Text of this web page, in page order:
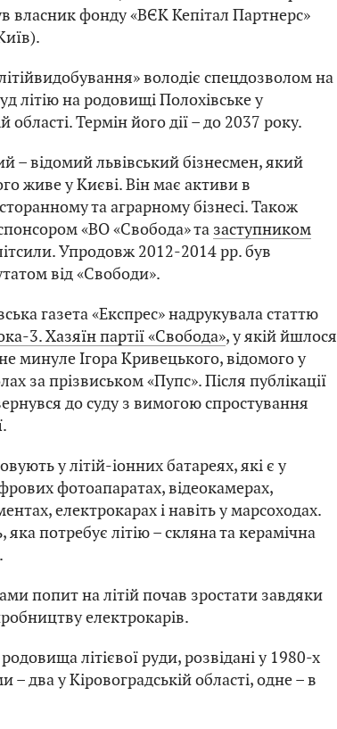
власник фонду «ВЄК Кепітал Партнерс»
володіє спецдозволом на
літію на родовищі Полохівське у
області. Термін його дії – до 2037 року.
– відомий львівський бізнесмен, який
живе у Києві. Він має активи в
та аграрному бізнесі. Також
«ВО «Свобода» та заступником
Упродовж 2012-2014 рр. був
від «Свободи».
газета «Експрес» надрукувала статтю
3. Хазяїн партії «Свобода», у якій йшлося
минуле Ігора Кривецького, відомого у
за прізвиськом «Пупс». Після публікації
до суду з вимогою спростування
у літій-іонних батареях, які є у
фотоапаратах, відеокамерах,
електрокарах і навіть у марсоходах.
потребує літію – скляна та керамічна
попит на літій почав зростати завдяки
електрокарів.
літієвої руди, розвідані у 1980-х
– два у Кіровоградській області, одне – в